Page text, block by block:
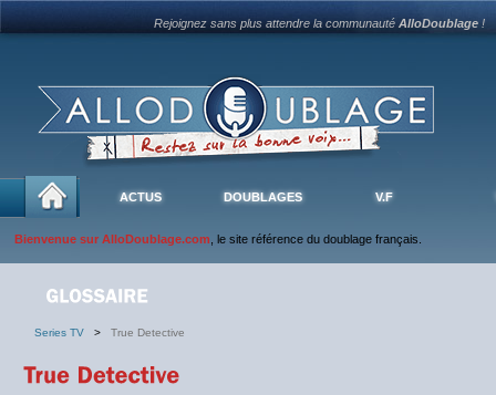
Rejoignez sans plus attendre la communautéAlloDoublage !
ACTUS DOUBLAGES V.F
Bienvenue sur AlloDoublage.com , le site référence du doublage français.
Series TV > True Detective